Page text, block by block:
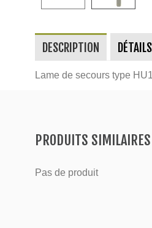
DESCRIPTION
Lame de secours type
PRODUITS SIMILAIRES
Pas de produit